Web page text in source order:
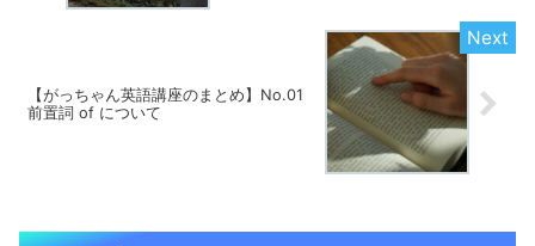
【がっちゃん英語講座のまとめ】No.01
前置詞 of について